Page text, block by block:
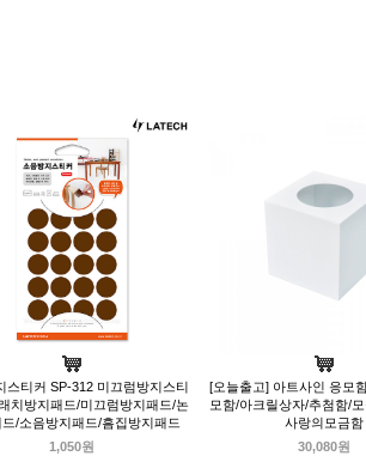
스티커 SP-312 미끄럼방지스티
치방지패드/미끄럼방지패드/논
/소음방지패드/흠집방지패드
1,050원
[오늘출고] 아트사인 응모
모함/아크릴상자/추첨함/
사랑의모금함
30,080원